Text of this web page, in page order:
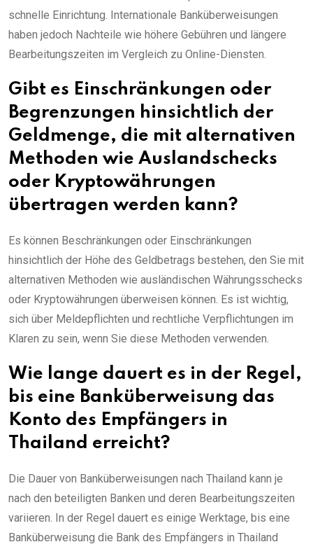
schnelle Einrichtung. Internationale Banküberweisungen
haben jedoch Nachteile wie höhere Gebühren und längere
Bearbeitungszeiten im Vergleich zu Online-Diensten.
Gibt es Einschränkungen oder
Begrenzungen hinsichtlich der
Geldmenge, die mit alternativen
Methoden wie Auslandschecks
oder Kryptowährungen
übertragen werden kann?
Es können Beschränkungen oder Einschränkungen
hinsichtlich der Höhe des Geldbetrags bestehen, den Sie mit
alternativen Methoden wie ausländischen Währungsschecks
oder Kryptowährungen überweisen können. Es ist wichtig,
sich über Meldepflichten und rechtliche Verpflichtungen im
Klaren zu sein, wenn Sie diese Methoden verwenden.
Wie lange dauert es in der Regel,
bis eine Banküberweisung das
Konto des Empfängers in
Thailand erreicht?
Die Dauer von Banküberweisungen nach Thailand kann je
nach den beteiligten Banken und deren Bearbeitungszeiten
variieren. In der Regel dauert es einige Werktage, bis eine
Banküberweisung die Bank des Empfängers in Thailand